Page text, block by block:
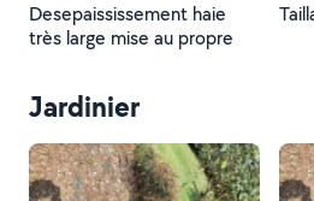
Desepaississement haie
très large mise au propre
Jardinier